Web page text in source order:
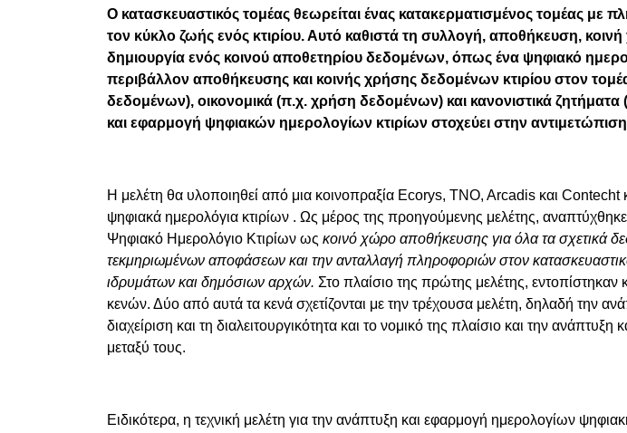
Ο κατασκευαστικός τομέας θεωρείται ένας κατακερματισμένος τομέας με
τον κύκλο ζωής ενός κτιρίου. Αυτό καθιστά τη συλλογή, αποθήκευση,
δημιουργία ενός κοινού αποθετηρίου δεδομένων, όπως ένα ψηφιακό
περιβάλλον αποθήκευσης και κοινής χρήσης δεδομένων κτιρίου στον
δεδομένων), οικονομικά (π.χ. χρήση δεδομένων) και κανονιστικά ζητήματα
και εφαρμογή ψηφιακών ημερολογίων κτιρίων στοχεύει στην
Η μελέτη θα υλοποιηθεί από μια κοινοπραξία Ecorys, TNO, Arcadis και Contecht
ψηφιακά ημερολόγια κτιρίων . Ως μέρος της προηγούμενης μελέτης,
Ψηφιακό Ημερολόγιο Κτιρίων ως κοινό χώρο αποθήκευσης για όλα τα σχετικά
τεκμηριωμένων αποφάσεων και την ανταλλαγή πληροφοριών στον
ιδρυμάτων και δημόσιων αρχών. Στο πλαίσιο της πρώτης μελέτης,
κενών. Δύο από αυτά τα κενά σχετίζονται με την τρέχουσα μελέτη, δηλαδή την
διαχείριση και τη διαλειτουργικότητα και το νομικό της πλαίσιο και την
μεταξύ τους.
Ειδικότερα, η τεχνική μελέτη για την ανάπτυξη και εφαρμογή ημερολογίων